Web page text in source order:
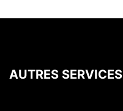
AUTRES SERVICES